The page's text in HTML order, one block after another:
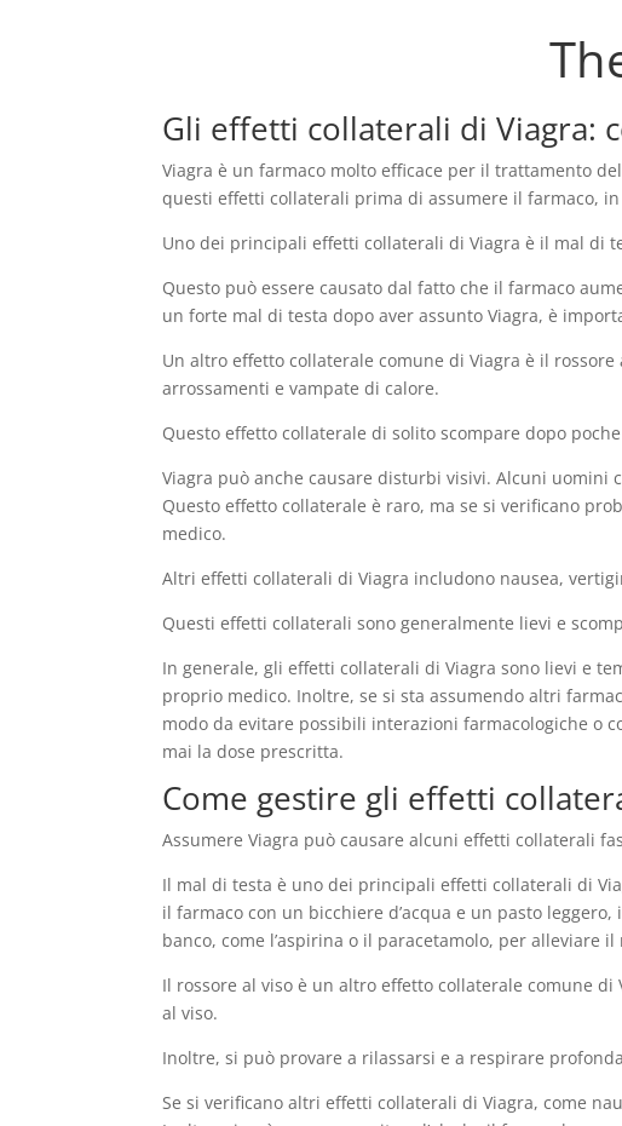
Gli effetti collaterali di Viagra:
Viagra è un farmaco molto efficace per il trattamento
questi effetti collaterali prima di assumere il farmaco,
Uno dei principali effetti collaterali di Viagra è il mal di
Questo può essere causato dal fatto che il farmaco
un forte mal di testa dopo aver assunto Viagra, è
Un altro effetto collaterale comune di Viagra è il
arrossamenti e vampate di calore.
Questo effetto collaterale di solito scompare dopo
Viagra può anche causare disturbi visivi. Alcuni uomini
Questo effetto collaterale è raro, ma se si verificano
medico.
Altri effetti collaterali di Viagra includono nausea,
Questi effetti collaterali sono generalmente lievi e
In generale, gli effetti collaterali di Viagra sono lievi e
proprio medico. Inoltre, se si sta assumendo altri
modo da evitare possibili interazioni farmacologiche o
mai la dose prescritta.
Come gestire gli effetti
Assumere Viagra può causare alcuni effetti collaterali
Il mal di testa è uno dei principali effetti collaterali di
il farmaco con un bicchiere d’acqua e un pasto
banco, come l’aspirina o il paracetamolo, per alleviare il
Il rossore al viso è un altro effetto collaterale comune
al viso.
Inoltre, si può provare a rilassarsi e a respirare
Se si verificano altri effetti collaterali di Viagra, come